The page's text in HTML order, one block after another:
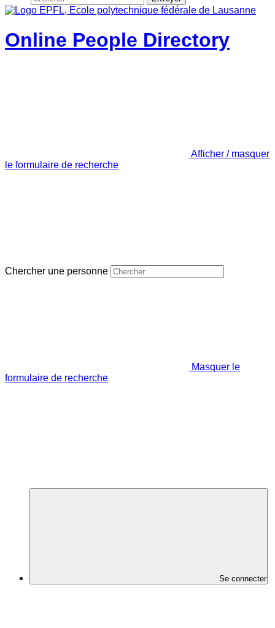
Online People Directory
Afficher / masquer
le formulaire de recherche
Chercher une personne
Masquer le
formulaire de recherche
Se connecter